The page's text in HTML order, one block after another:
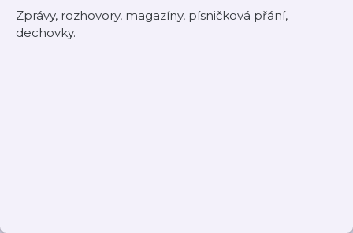
Zprávy, rozhovory, magazíny, písničková přání,
dechovky.